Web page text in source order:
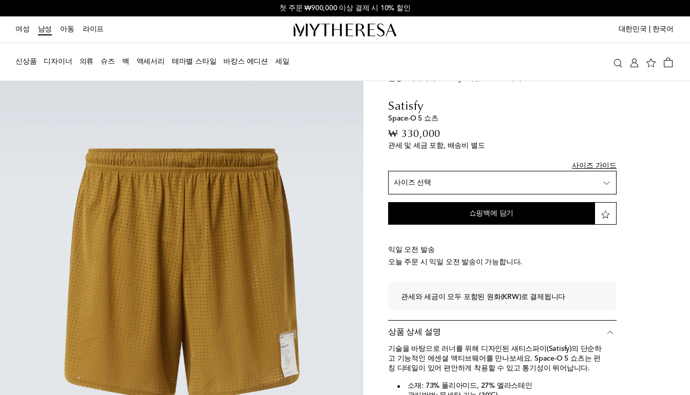
첫 주문 ₩900,000 이상 결제 시 10% 할인
여성 남성 아동 라이프 대한민국 한국어
신상품 디자이너 의류 슈즈 백 액세서리 테마별 스타일 바캉스 에디션 세일
Satisfy
Space-O 5 쇼츠
₩ 330,000original price
관세 및 세금 포함, 배송비 별도
사이즈 가이드
사이즈 선택
정 사이즈
S 품절 임박
XL 품절 임박
쇼핑백에 담기
익일 오전 발송
오늘 주문 시 익일 오전 발송이 가능합니다.
관세와 세금이 모두 포함된 원화(KRW)로 결제됩니다
상품 상세 설명
기술을 바탕으로 러너를 위해 디자인된 새티스파이(Satisfy)의 단순하
고 기능적인 에센셜 액티브웨어를 만나보세요. Space-O 5 쇼츠는 펀
칭 디테일이 있어 편안하게 착용할 수 있고 통기성이 뛰어납니다.
소재: 73% 폴리아미드, 27% 엘라스테인